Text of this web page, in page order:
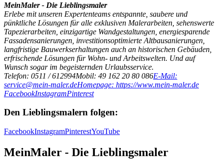
MeinMaler - Die Lieblingsmaler
Erlebe mit unseren Expertenteams entspannte, saubere und
pünktliche Lösungen für alle exklusiven Malerarbeiten, sehenswerte
Tapezierarbeiten, einzigartige Wandgestaltungen, energiesparende
Fassadensanierungen, investitionsoptimierte Altbausanierungen,
langfristige Bauwerkserhaltungen auch an historischen Gebäuden,
erfrischende Lösungen für Wohn- und Arbeitswelten. Und auf
Wunsch sogar im begeisternden Urlaubsservice.
Telefon: 0511 / 612994Mobil: 49 162 20 80 086E-Mail:
service@mein-maler.deHomepage: https://www.mein-maler.de
FacebookInstagramPinterest
Den Lieblingsmalern folgen:
FacebookInstagramPinterestYouTube
MeinMaler - Die Lieblingsmaler